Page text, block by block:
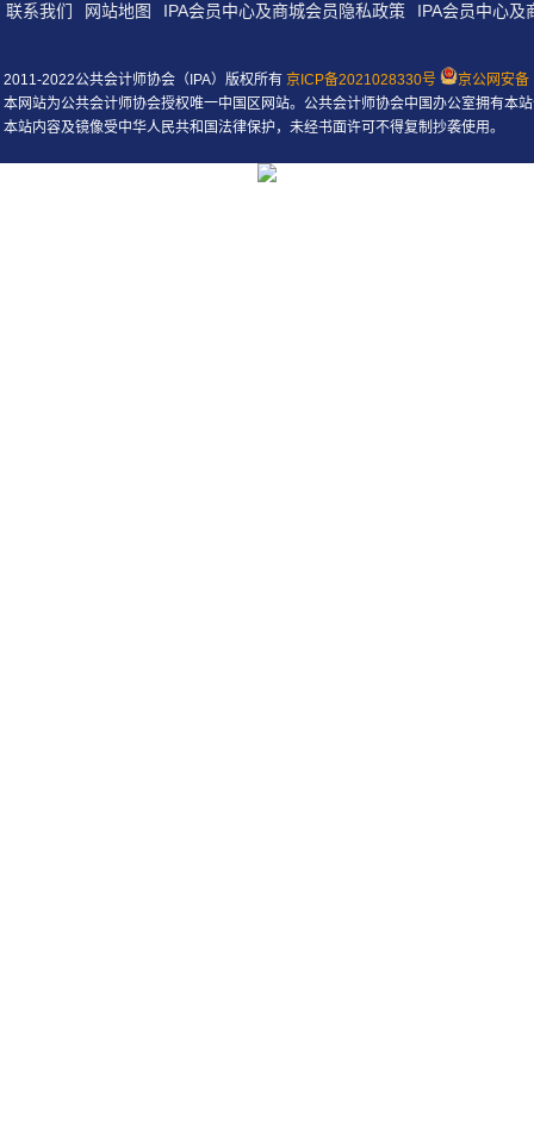
联系我们 网站地图 IPA会员中心及商城会员隐私政策 IPA会员中心及
2011-2022公共会计师协会（IPA）版权所有 京ICP备2021028330号
京公网安
本网站为公共会计师协会授权唯一中国区网站。公共会计师协会中国办公室拥有本
本站内容及镜像受中华人民共和国法律保护，未经书面许可不得复制抄袭使用。